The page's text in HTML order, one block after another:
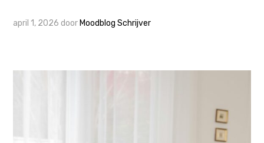
april 1, 2026 door Moodblog Schrijver